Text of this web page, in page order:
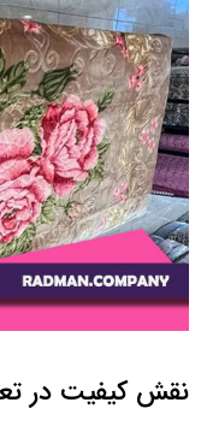
نقش کیفیت در